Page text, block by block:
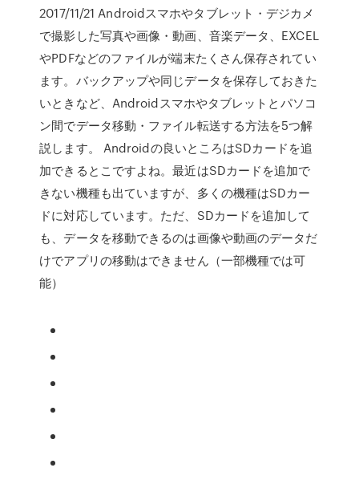
2017/11/21 Androidスマホやタブレット・デジカメ
で撮影した写真や画像・動画、音楽データ、EXCEL
やPDFなどのファイルが端末たくさん保存されてい
ます。バックアップや同じデータを保存しておきた
いときなど、Androidスマホやタブレットとパソコ
ン間でデータ移動・ファイル転送する方法を5つ解
説します。 Androidの良いところはSDカードを追
加できるとこですよね。最近はSDカードを追加で
きない機種も出ていますが、多くの機種はSDカー
ドに対応しています。ただ、SDカードを追加して
も、データを移動できるのは画像や動画のデータだ
けでアプリの移動はできません（一部機種では可
能）